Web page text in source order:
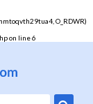
O_RDWR)
on line6